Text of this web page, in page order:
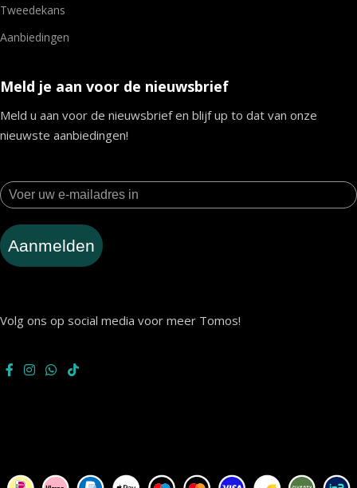
Tweedekans
Aanbiedingen
Meld je aan voor de nieuwsbrief
Meld u aan voor de nieuwsbrief en blijf up to dat van onze
nieuwste aanbiedingen!
Aanmelden
Volg ons op social media voor meer Tomos!